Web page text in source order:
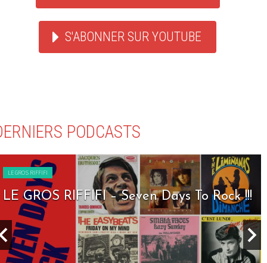
S'ABONNER SUR YOUTUBE
PODCASTS
LE GROS RIFFIFI
LE GROS RIFFIFI – Seven Days To Rock !!!